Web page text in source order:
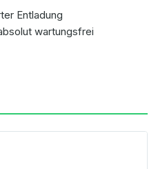
Entladung
wartungsfrei